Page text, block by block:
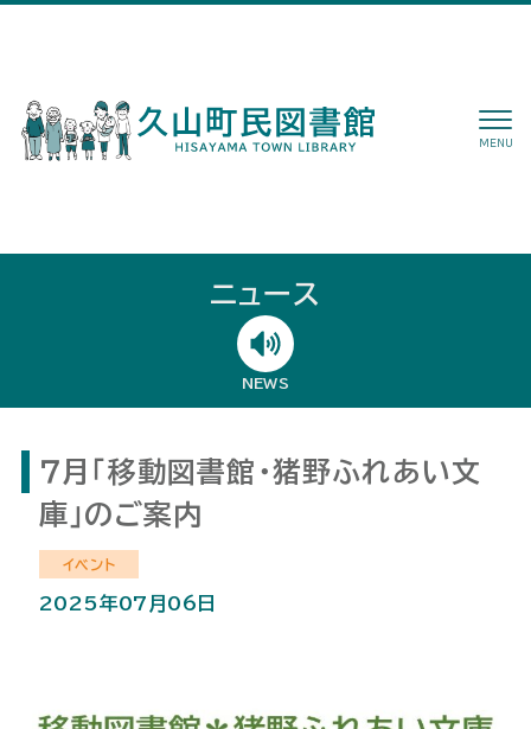
MENU
ニュース
NEWS
７月「移動図書館・猪野ふれあい文
庫」のご案内
イベント
2025年07月06日